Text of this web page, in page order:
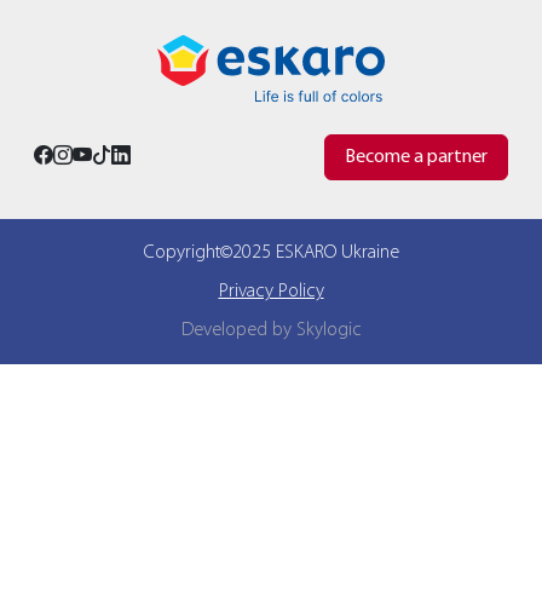
Become a partner
Copyright©2025 ESKARO Ukraine
Privacy Policy
Developed by Skylogic